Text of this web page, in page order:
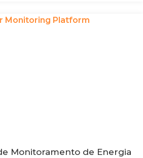
Monitoramento de Energia